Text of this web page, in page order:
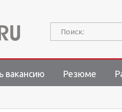
Поиск:
вакансию Резюме